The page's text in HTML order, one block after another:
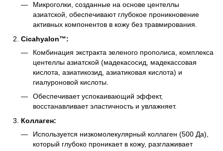
Микроголки, созданные на основе центеллы
азиатской, обеспечивают глубокое проникновение
активных компонентов в кожу без травмирования.
Cicahyalon™:
Комбинация экстракта зеленого прополиса, комплекса
центеллы азиатской (мадекасосид, мадекассовая
кислота, азиатикозид, азиатиковая кислота) и
гиалуроновой кислоты.
Обеспечивает успокаивающий эффект,
восстанавливает эластичность и увлажняет.
Коллаген:
Используется низкомолекулярный коллаген (500 Да),
который глубоко проникает в кожу, разглаживает